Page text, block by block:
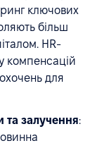
ключових
більш
HR-
компенсацій
для
та залучення: